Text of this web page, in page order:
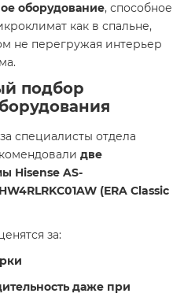
оборудование, способное
как в спальне,
не перегружая интерьер
подбор
специалисты отдела
две
Hisense AS-
(ERA Classic
за:
даже при